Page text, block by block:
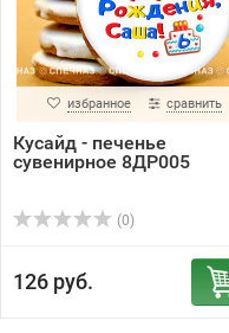
избранное сравнить
Кусайд - печенье
сувенирное 8ДР005
(0)
126 руб.